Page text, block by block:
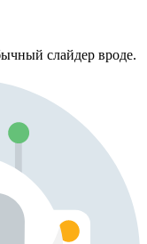
слайдер вроде.